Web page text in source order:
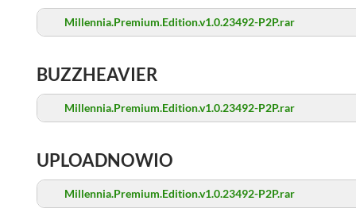
Millennia.Premium.Edition.v1.0.23492-P2P.rar
BUZZHEAVIER
Millennia.Premium.Edition.v1.0.23492-P2P.rar
UPLOADNOWIO
Millennia.Premium.Edition.v1.0.23492-P2P.rar